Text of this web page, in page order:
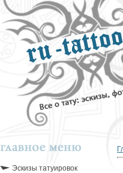
Эскизы татуировок